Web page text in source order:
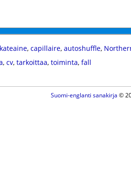
kateaine, capillaire, autoshuffle,
, cv, tarkoittaa, toiminta, fall
Suomi-englanti sanakirja ©